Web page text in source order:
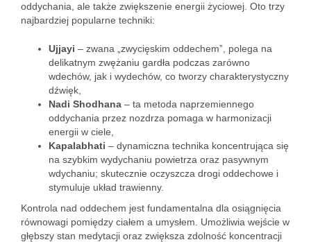
oddychania, ale także zwiększenie energii życiowej. Oto trzy
najbardziej popularne techniki:
Ujjayi – zwana „zwycięskim oddechem”, polega na
delikatnym zwężaniu gardła podczas zarówno
wdechów, jak i wydechów, co tworzy charakterystyczny
dźwięk,
Nadi Shodhana – ta metoda naprzemiennego
oddychania przez nozdrza pomaga w harmonizacji
energii w ciele,
Kapalabhati – dynamiczna technika koncentrująca się
na szybkim wydychaniu powietrza oraz pasywnym
wdychaniu; skutecznie oczyszcza drogi oddechowe i
stymuluje układ trawienny.
Kontrola nad oddechem jest fundamentalna dla osiągnięcia
równowagi pomiędzy ciałem a umysłem. Umożliwia wejście w
głębszy stan medytacji oraz zwiększa zdolność koncentracji